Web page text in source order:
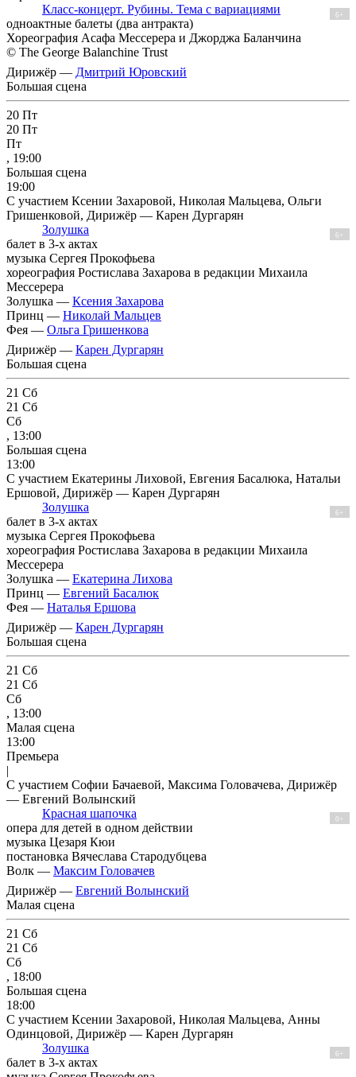
Класс-концерт. Рубины. Тема с вариациями
6+
одноактные балеты (два антракта)
Хореография Асафа Мессерера и Джорджа Баланчина
© The George Balanchine Trust
Дирижёр — Дмитрий Юровский
Большая сцена
20 Пт
20 Пт
Пт
, 19:00
Большая сцена
19:00
С участием Ксении Захаровой, Николая Мальцева, Ольги
Гришенковой, Дирижёр — Карен Дургарян
Золушка
6+
балет в 3-х актах
музыка Сергея Прокофьева
хореография Ростислава Захарова в редакции Михаила
Мессерера
Золушка — Ксения Захарова
Принц — Николай Мальцев
Фея — Ольга Гришенкова
Дирижёр — Карен Дургарян
Большая сцена
21 Сб
21 Сб
Сб
, 13:00
Большая сцена
13:00
С участием Екатерины Лиховой, Евгения Басалюка, Натальи
Ершовой, Дирижёр — Карен Дургарян
Золушка
6+
балет в 3-х актах
музыка Сергея Прокофьева
хореография Ростислава Захарова в редакции Михаила
Мессерера
Золушка — Екатерина Лихова
Принц — Евгений Басалюк
Фея — Наталья Ершова
Дирижёр — Карен Дургарян
Большая сцена
21 Сб
21 Сб
Сб
, 13:00
Малая сцена
13:00
Премьера
|
С участием Софии Бачаевой, Максима Головачева, Дирижёр
— Евгений Волынский
Красная шапочка
0+
опера для детей в одном действии
музыка Цезаря Кюи
постановка Вячеслава Стародубцева
Волк — Максим Головачев
Дирижёр — Евгений Волынский
Малая сцена
21 Сб
21 Сб
Сб
, 18:00
Большая сцена
18:00
С участием Ксении Захаровой, Николая Мальцева, Анны
Одинцовой, Дирижёр — Карен Дургарян
Золушка
6+
балет в 3-х актах